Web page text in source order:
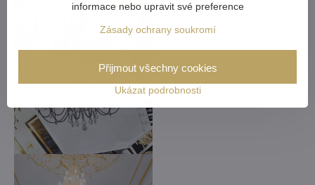
informace nebo upravit své preference
Zásady ochrany soukromí
Ukázat podrobnosti
Přijmout všechny cookies